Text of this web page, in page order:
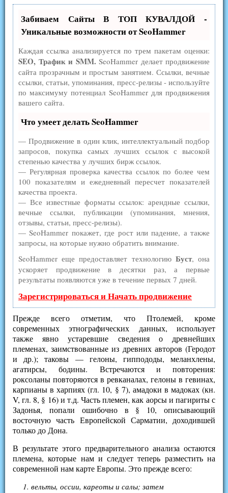
Забиваем Сайты В ТОП КУВАЛДОЙ -
Уникальные возможности от SeoHammer
Каждая ссылка анализируется по трем пакетам оценки:
SEO, Трафик и SMM. SeoHammer делает продвижение
сайта прозрачным и простым занятием. Ссылки, вечные
ссылки, статьи, упоминания, пресс-релизы - используйте
по максимуму потенциал SeoHammer для продвижения
вашего сайта.
Что умеет делать SeoHammer
— Продвижение в один клик, интеллектуальный подбор
запросов, покупка самых лучших ссылок с высокой
степенью качества у лучших бирж ссылок.
— Регулярная проверка качества ссылок по более чем
100 показателям и ежедневный пересчет показателей
качества проекта.
— Все известные форматы ссылок: арендные ссылки,
вечные ссылки, публикации (упоминания, мнения,
отзывы, статьи, пресс-релизы).
— SeoHammer покажет, где рост или падение, а также
запросы, на которые нужно обратить внимание.
SeoHammer еще предоставляет технологию Буст, она
ускоряет продвижение в десятки раз, а первые
результаты появляются уже в течение первых 7 дней.
Зарегистрироваться и Начать продвижение
Прежде всего отметим, что Птолемей, кроме
современных этнографических данных, использует
также явно устаревшие сведения о древнейших
племенах, заимствованные из древних авторов (Геродот
и др.); таковы — гелоны, гиппододы, меланхлены,
агатирсы, бодины. Встречаются и повторения:
роксоланы повторяются в ревканалах, гелоны в гевинах,
карпианы в харпиях (гл. 10, § 7), амадоки в мадоках (кн.
V, гл. 8, § 16) и т.д. Часть племен, как аорсы и пагириты с
Задонья, попали ошибочно в § 10, описывающий
восточную часть Европейской Сарматии, доходившей
только до Дона.
В результате этого предварительного анализа остаются
племена, которые нам и следует теперь разместить на
современной нам карте Европы. Это прежде всего:
вельты, оссии, кареоты и салы; затем